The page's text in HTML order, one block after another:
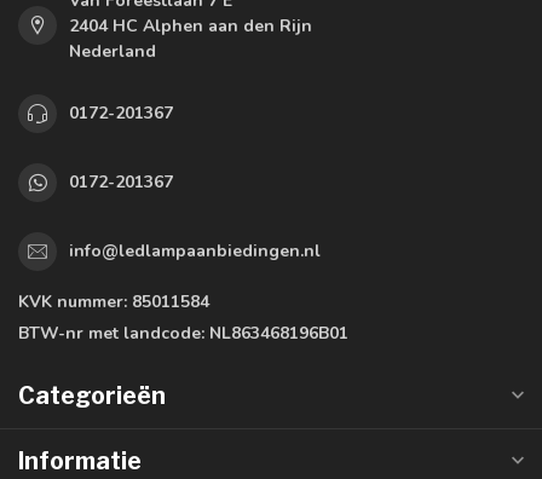
2404 HC Alphen aan den Rijn
Nederland
0172-201367
0172-201367
info@ledlampaanbiedingen.nl
KVK nummer: 85011584
BTW-nr met landcode: NL863468196B01
Categorieën
Informatie